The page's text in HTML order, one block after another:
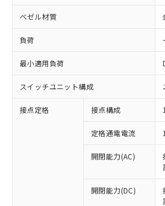
ベゼル材質
負荷
最小適用負荷
スイッチユニット構成
接点定格 接点構成
定格通電電流
開閉能力(AC)
開閉能力(DC)
ご利用条件
対応済み：EU RoHS指令
非含有に対応した製品が提
対応予定：EU RoHS指令（
有に対応した製品に切り替